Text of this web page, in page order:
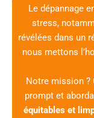
Le dépannage
stress,
révélées dans un
nous mettons
Notre mission ?
prompt et
équitables et